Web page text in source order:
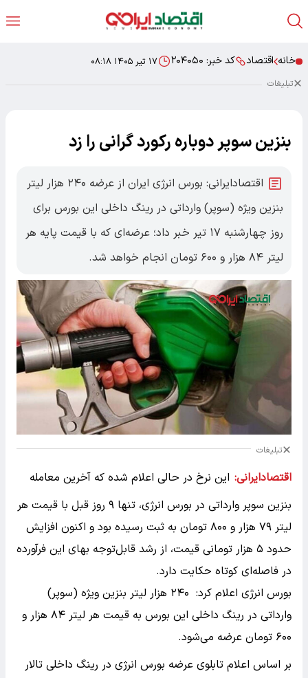
خانه اقتصاد کد خبر: ۲۰۴۰۵۰ ۱۷ تیر ۱۴۰۵ ۰۸:۱۸
تبلیغات
بنزین سوپر دوباره رکورد گرانی را زد
اقتصادایرانی: بورس انرژی ایران از عرضه ۲۴۰ هزار لیتر
بنزین ویژه (سوپر) وارداتی در رینگ داخلی این بورس برای
روز چهارشنبه ۱۷ تیر خبر داد؛ عرضه‌ای که با قیمت پایه هر
لیتر ۸۴ هزار و ۶۰۰ تومان انجام خواهد شد.
تبلیغات
اقتصادایرانی: این نرخ در حالی اعلام شده که آخرین معامله
بنزین سوپر وارداتی در بورس انرژی، تنها ۹ روز قبل با قیمت هر
لیتر ۷۹ هزار و ۸۰۰ تومان به ثبت رسیده بود و اکنون افزایش
حدود ۵ هزار تومانی قیمت، از رشد قابل‌توجه بهای این فرآورده
در فاصله‌ای کوتاه حکایت دارد.
بورس انرژی اعلام کرد: ۲۴۰ هزار لیتر بنزین ویژه (سوپر)
وارداتی در رینگ داخلی این بورس به قیمت هر لیتر ۸۴ هزار و
۶۰۰ تومان عرضه می‌شود.
بر اساس اعلام تابلوی عرضه بورس انرژی در رینگ داخلی تالار